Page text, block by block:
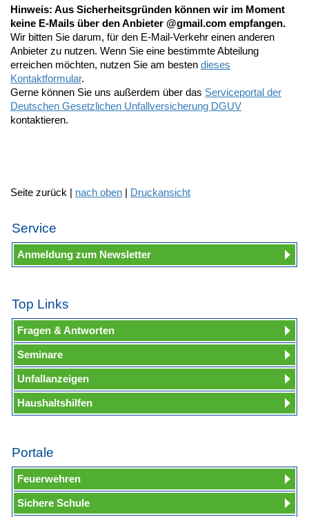
Hinweis: Aus Sicherheitsgründen können wir im Moment
keine E-Mails über den Anbieter @gmail.com empfangen.
Wir bitten Sie darum, für den E-Mail-Verkehr einen anderen
Anbieter zu nutzen. Wenn Sie eine bestimmte Abteilung
erreichen möchten, nutzen Sie am besten dieses
Kontaktformular.
Gerne können Sie uns außerdem über das Serviceportal der
Deutschen Gesetzlichen Unfallversicherung DGUV
kontaktieren.
Seite zurück | nach oben | Druckansicht
Service
Anmeldung zum Newsletter
Top Links
Fragen & Antworten
Seminare
Unfallanzeigen
Haushaltshilfen
Portale
Feuerwehren
Sichere Schule